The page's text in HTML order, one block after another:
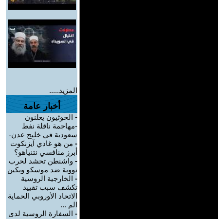
المزيد.....
أخبار عامة
- الحوثيون يعلنون
-مهاجمة ناقلة نفط
سعودية في خليج عدن-
- من هو غادي آيزنكوت
أبرز منافسي نتنياهو؟
- واشنطن تحشد لحرب
نووية ضد موسكو وبكين
- الخارجية الروسية
تكشف سبب تقييد
الاتحاد الأوروبي الحماية
الم ...
- السفارة الروسية لدى